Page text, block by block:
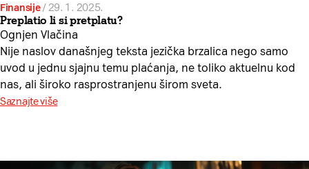
Finansije/29. 1. 2025.
Preplatio li si pretplatu?
Ognjen Vlačina
Nije naslov današnjeg teksta jezička brzalica nego samo
uvod u jednu sjajnu temu plaćanja, ne toliko aktuelnu kod
nas, ali široko rasprostranjenu širom sveta.
Saznajte više